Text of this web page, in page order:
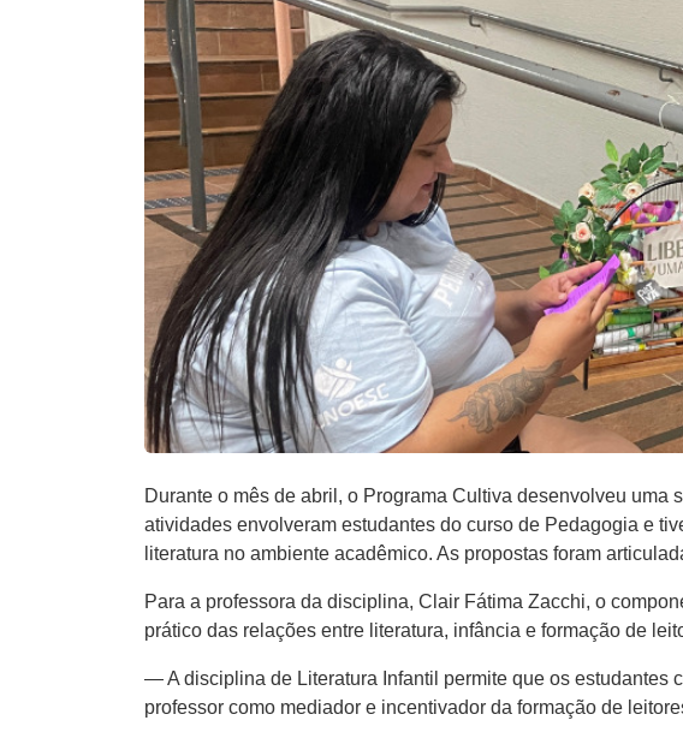
Durante o mês de abril, o Programa Cultiva desenvolveu
atividades envolveram estudantes do curso de Pedagogia e
literatura no ambiente acadêmico. As propostas foram
Para a professora da disciplina, Clair Fátima Zacchi, o
prático das relações entre literatura, infância e formação de
— A disciplina de Literatura Infantil permite que os estudantes
professor como mediador e incentivador da formação de